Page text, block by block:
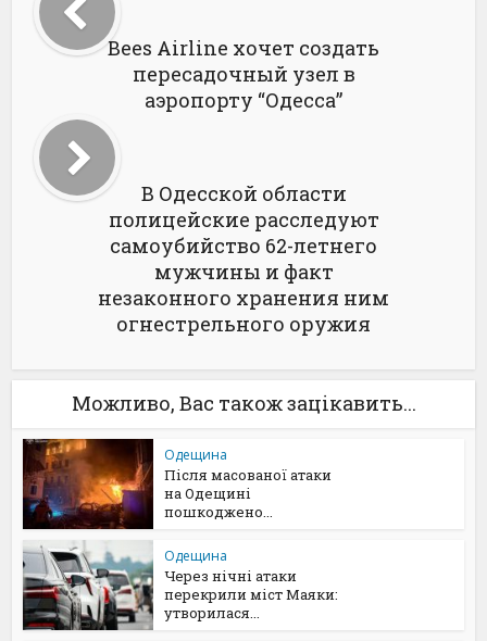
Bees Airline хочет создать
пересадочный узел в
аэропорту “Одесса”
В Одесской области
полицейские расследуют
самоубийство 62-летнего
мужчины и факт
незаконного хранения ним
огнестрельного оружия
Можливо, Вас також зацікавить...
Одещина
Після масованої атаки
на Одещині
пошкоджено...
Одещина
Через нічні атаки
перекрили міст Маяки:
утворилася...